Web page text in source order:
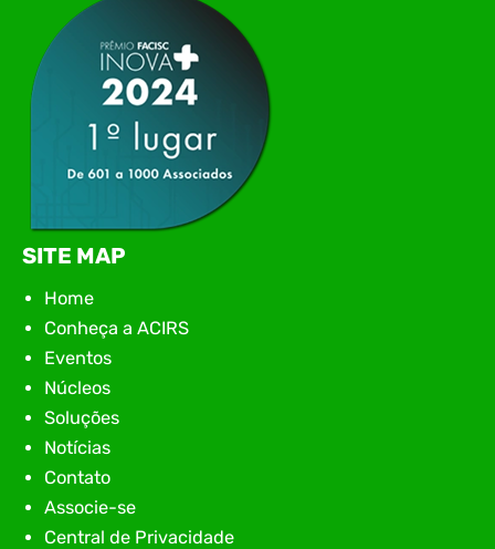
encontro aconteceu em Rio…
SITE MAP
Home
Conheça a ACIRS
Eventos
Núcleos
Soluções
Notícias
Contato
Associe-se
Central de Privacidade